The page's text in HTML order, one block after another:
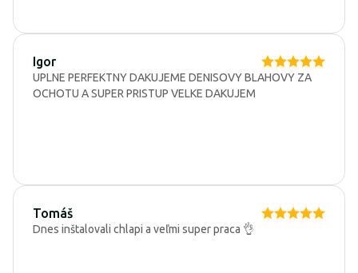
Igor
UPLNE PERFEKTNY DAKUJEME DENISOVY BLAHOVY ZA
OCHOTU A SUPER PRISTUP VELKE DAKUJEM
Tomáš
Dnes inštalovali chlapi a veľmi super praca 👌